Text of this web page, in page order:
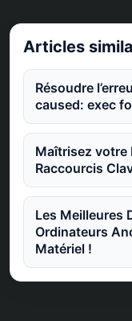
Articles
Résoudre
caused: exec
Maîtrisez votre
Raccourcis
Les Meilleures
Ordinateurs
Matériel !